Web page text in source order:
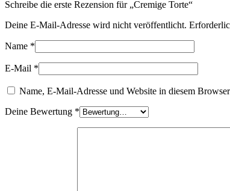
Schreibe die erste Rezension für „Cremige Torte“
Deine E-Mail-Adresse wird nicht veröffentlicht.
Name *
E-Mail *
Name, E-Mail-Adresse und Website in diesem
Deine Bewertung *